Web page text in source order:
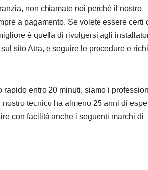
non chiamate noi perché il nostro
a pagamento. Se volete essere certi
è quella di rivolgersi agli
sito Atra, e seguire le procedure e
rapido entro 20 minuti, siamo i
tecnico ha almeno 25 anni di
con facilità anche i seguenti marchi di